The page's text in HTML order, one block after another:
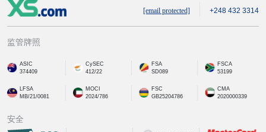
[email protected] +248 432 3314
监管牌照
ASIC
374409
CySEC
412/22
FSA
SD089
FSCA
53199
LFSA
MB/21/0081
MOCI
2024/786
FSC
GB25204786
CMA
2020000339
安全